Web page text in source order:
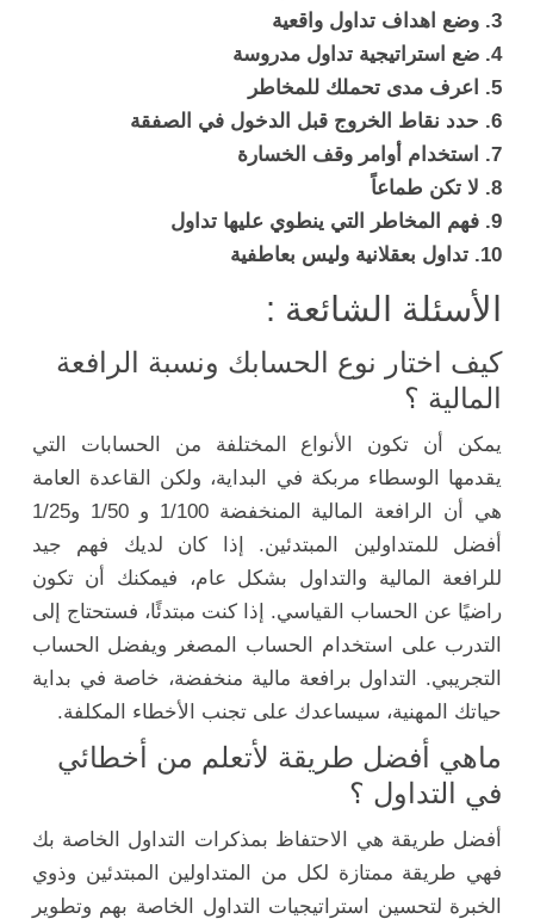
3. وضع اهداف تداول واقعية
4. ضع استراتيجية تداول مدروسة
5. اعرف مدى تحملك للمخاطر
6. حدد نقاط الخروج قبل الدخول في الصفقة
7. استخدام أوامر وقف الخسارة
8. لا تكن طماعاً
9. فهم المخاطر التي ينطوي عليها تداول
10. تداول بعقلانية وليس بعاطفية
الأسئلة الشائعة :
كيف اختار نوع الحسابك ونسبة الرافعة
المالية ؟
يمكن أن تكون الأنواع المختلفة من الحسابات التي
يقدمها الوسطاء مربكة في البداية، ولكن القاعدة العامة
هي أن الرافعة المالية المنخفضة 1/100 و 1/50 و1/25
أفضل للمتداولين المبتدئين. إذا كان لديك فهم جيد
للرافعة المالية والتداول بشكل عام، فيمكنك أن تكون
راضيًا عن الحساب القياسي. إذا كنت مبتدئًا، فستحتاج إلى
التدرب على استخدام الحساب المصغر ويفضل الحساب
التجريبي. التداول برافعة مالية منخفضة، خاصة في بداية
حياتك المهنية، سيساعدك على تجنب الأخطاء المكلفة.
ماهي أفضل طريقة لأتعلم من أخطائي
في التداول ؟
أفضل طريقة هي الاحتفاظ بمذكرات التداول الخاصة بك
فهي طريقة ممتازة لكل من المتداولين المبتدئين وذوي
الخبرة لتحسين استراتيجيات التداول الخاصة بهم وتطوير